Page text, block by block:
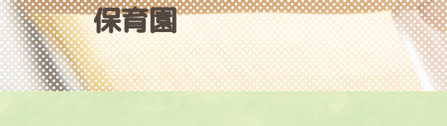
i
n
c
o
n
保育園